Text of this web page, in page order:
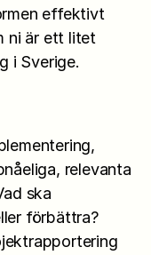
effektivt
ni är ett litet
i Sverige.
relevanta
ska
förbättra?